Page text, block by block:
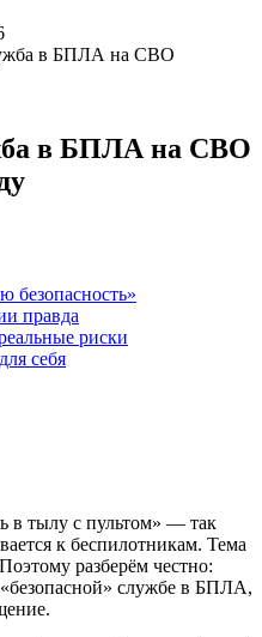
в БПЛА на СВО
в БПЛА на СВО
безопасность»
правда
риски
себя
в тылу с пультом» — так
к беспилотникам. Тема
разберём честно:
«безопасной» службе в БПЛА,